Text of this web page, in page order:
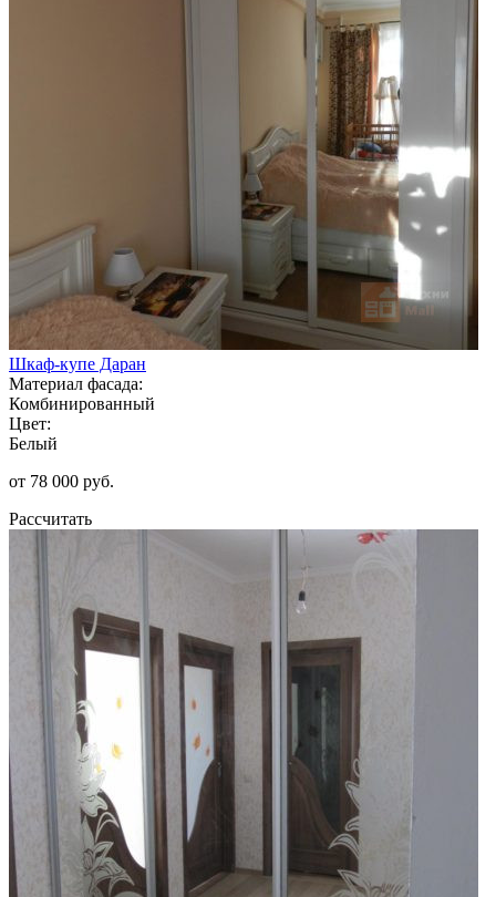
Шкаф-купе Даран
Материал фасада:
Комбинированный
Цвет:
Белый
от 78 000 руб.
Рассчитать